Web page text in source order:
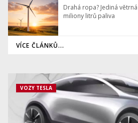
Drahá ropa? Jediná
miliony litrů paliva
VÍCE ČLÁNKŮ...
VOZY TESLA